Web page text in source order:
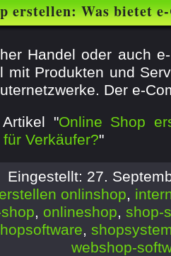
erstellen: Was bietet
Handel oder auch
mit Produkten und
Der e-
"Online Shop
Verkäufer?"
Eingestellt: 27.
erstellen onlinshop,
, onlineshop, shop-
,
webshop-